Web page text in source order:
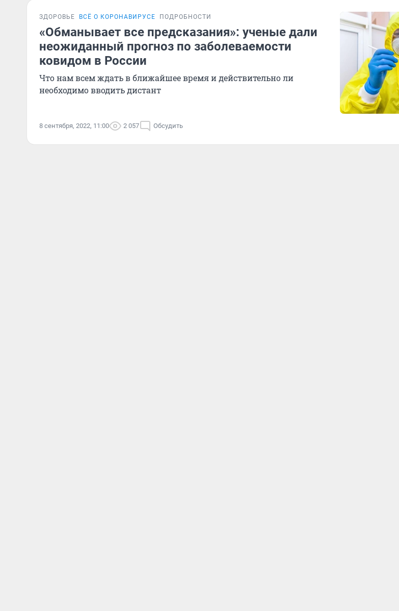
ЗДОРОВЬЕ ВСЁ О КОРОНАВИРУСЕ ПОДРОБНОСТИ
«Обманывает все предсказания»: ученые дали
неожиданный прогноз по заболеваемости
ковидом в России
Что нам всем ждать в ближайшее время и действительно ли
необходимо вводить дистант
8 сентября, 2022, 11:00 2 057 Обсудить